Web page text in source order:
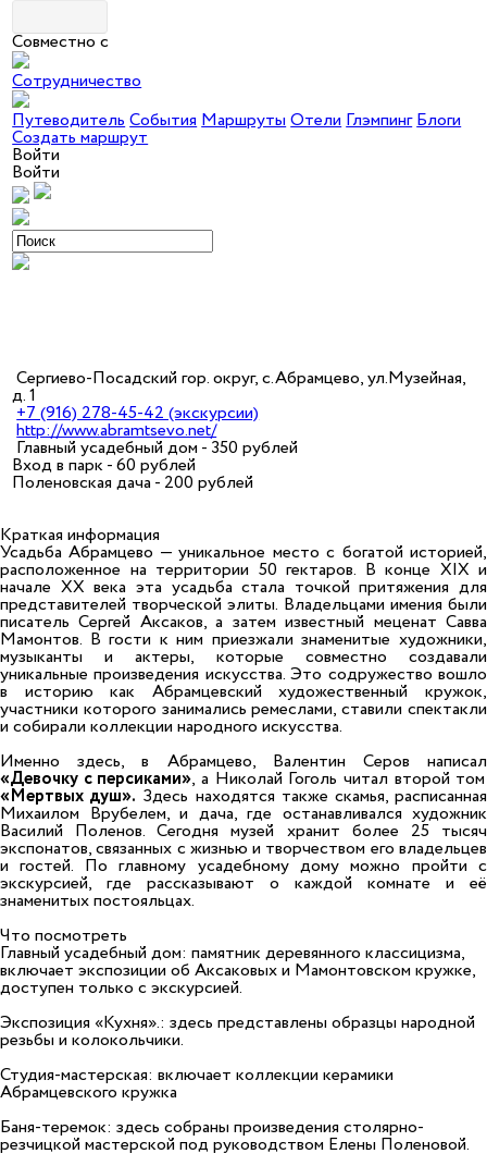
Совместно с
Сотрудничество
ПутеводительСобытияМаршрутыОтелиГлэмпингБлоги
Создать маршрут
Войти
Войти
Сергиево-Посадский гор. округ, с.Абрамцево, ул.Музейная,
д. 1
+7 (916) 278-45-42 (экскурсии)
http://www.abramtsevo.net/
Главный усадебный дом - 350 рублей
Вход в парк - 60 рублей
Поленовская дача - 200 рублей
Краткая информация
Усадьба Абрамцево — уникальное место с богатой историей,
расположенное на территории 50 гектаров. В конце XIX и
начале XX века эта усадьба стала точкой притяжения для
представителей творческой элиты. Владельцами имения были
писатель Сергей Аксаков, а затем известный меценат Савва
Мамонтов. В гости к ним приезжали знаменитые художники,
музыканты и актеры, которые совместно создавали
уникальные произведения искусства. Это содружество вошло
в историю как Абрамцевский художественный кружок,
участники которого занимались ремеслами, ставили спектакли
и собирали коллекции народного искусства.
Именно здесь, в Абрамцево, Валентин Серов написал
«Девочку с персиками», а Николай Гоголь читал второй том
«Мертвых душ». Здесь находятся также скамья, расписанная
Михаилом Врубелем, и дача, где останавливался художник
Василий Поленов. Сегодня музей хранит более 25 тысяч
экспонатов, связанных с жизнью и творчеством его владельцев
и гостей. По главному усадебному дому можно пройти с
экскурсией, где рассказывают о каждой комнате и её
знаменитых постояльцах.
Что посмотреть
Главный усадебный дом: памятник деревянного классицизма,
включает экспозиции об Аксаковых и Мамонтовском кружке,
доступен только с экскурсией.
Экспозиция «Кухня».: здесь представлены образцы народной
резьбы и колокольчики.
Студия-мастерская: включает коллекции керамики
Абрамцевского кружка
Баня-теремок: здесь собраны произведения столярно-
резчицкой мастерской под руководством Елены Поленовой.